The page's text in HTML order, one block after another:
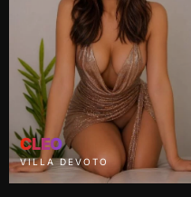
CLEO
VILLA DEVOTO